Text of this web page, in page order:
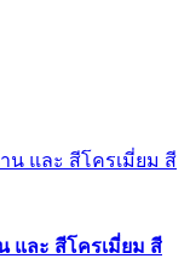
และ สีโครเมี่ยม สี